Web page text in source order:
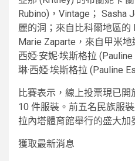
Rubino)，Vintage； Sasha
麗的洞；來自比科爾地區的
Marie Zaparte，來自甲米
西婭·安妮·埃斯格拉
琳·西婭·埃斯格拉 (Pauline
比賽表示，線上投票現已
10 件服裝。前五名民族服
拉內塔體育館舉行的盛大加
獲取最新消息